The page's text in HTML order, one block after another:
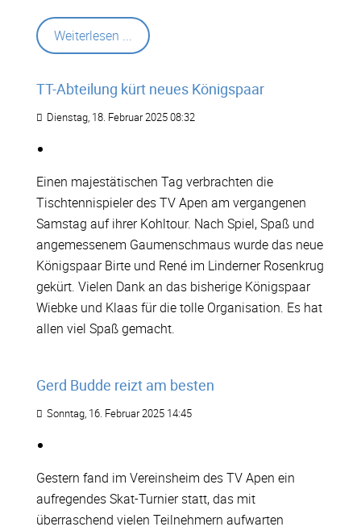
Weiterlesen ...
TT-Abteilung kürt neues Königspaar
Dienstag, 18. Februar 2025 08:32
Einen majestätischen Tag verbrachten die
Tischtennispieler des TV Apen am vergangenen
Samstag auf ihrer Kohltour. Nach Spiel, Spaß und
angemessenem Gaumenschmaus wurde das neue
Königspaar Birte und René im Linderner Rosenkrug
gekürt. Vielen Dank an das bisherige Königspaar
Wiebke und Klaas für die tolle Organisation. Es hat
allen viel Spaß gemacht.
Gerd Budde reizt am besten
Sonntag, 16. Februar 2025 14:45
Gestern fand im Vereinsheim des TV Apen ein
aufregendes Skat-Turnier statt, das mit
überraschend vielen Teilnehmern aufwarten